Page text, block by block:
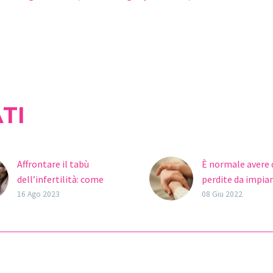
Affrontare il tabù
dell’infertilità: come
parlarne con amici e
16 Ago 2023
È normale avere
perdite da
Durante l’inizio
08 Giu 2022